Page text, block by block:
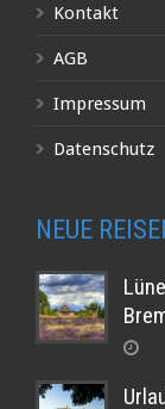
Kontakt
AGB
Impressum
Datenschutz
NEUE